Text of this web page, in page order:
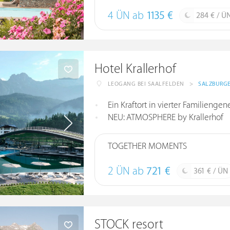
4 ÜN ab 1135 € 284 € /
Hotel Krallerhof
LEOGANG BEI SAALFELDEN >
Ein Kraftort in vierter
NEU: ATMOSPHERE by Krallerhof
TOGETHER MOMENTS
2 ÜN ab 721 € 361 € / ÜN
STOCK resort